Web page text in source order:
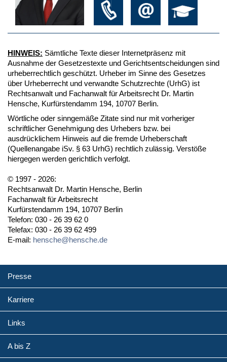
HINWEIS: Sämtliche Texte dieser Internetpräsenz mit
Ausnahme der Gesetzestexte und Gerichtsentscheidungen sind
urheberrechtlich geschützt. Urheber im Sinne des Gesetzes
über Urheberrecht und verwandte Schutzrechte (UrhG) ist
Rechtsanwalt und Fachanwalt für Arbeitsrecht Dr. Martin
Hensche, Kurfürstendamm 194, 10707 Berlin.
Wörtliche oder sinngemäße Zitate sind nur mit vorheriger
schriftlicher Genehmigung des Urhebers bzw. bei
ausdrücklichem Hinweis auf die fremde Urheberschaft
(Quellenangabe iSv. § 63 UrhG) rechtlich zulässig. Verstöße
hiergegen werden gerichtlich verfolgt.
© 1997 - 2026:
Rechtsanwalt Dr. Martin Hensche, Berlin
Fachanwalt für Arbeitsrecht
Kurfürstendamm 194, 10707 Berlin
Telefon: 030 - 26 39 62 0
Telefax: 030 - 26 39 62 499
E-mail: hensche@hensche.de
Presse
Karriere
Links
A bis Z